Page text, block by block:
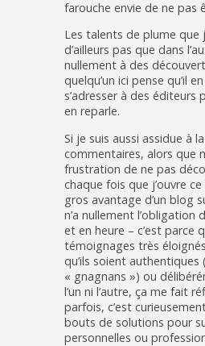
farouche envie de ne pas
Les talents de plume que
d’ailleurs pas que dans
nullement à des
quelqu’un ici pense qu’il
s’adresser à des éditeurs
en reparle.
Si je suis aussi assidue à
commentaires, alors que
frustration de ne pas
chaque fois que j’ouvre
gros avantage d’un blog
n’a nullement l’obligation
et en heure – c’est parce
témoignages très
qu’ils soient
« gnagnans ») ou
l’un ni l’autre, ça me fait
parfois, c’est
bouts de solutions pour
personnelles ou